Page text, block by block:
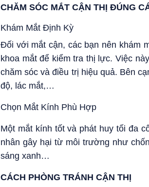
CHĂM SÓC MẮT CẬN THỊ ĐÚNG
Khám Mắt Định Kỳ
Đối với mắt cận, các bạn nên khám
khoa mắt để kiểm tra thị lực. Việc
chăm sóc và điều trị hiệu quả. Bên
độ, lác mắt,…
Chọn Mắt Kính Phù Hợp
Một mắt kính tốt và phát huy tối đa
nhân gây hại từ môi trường như
sáng xanh…
CÁCH PHÒNG TRÁNH CẬN THỊ